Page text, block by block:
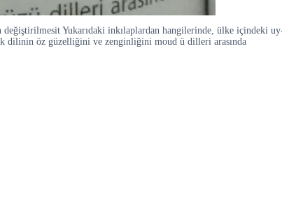
Yukarıdaki inkılaplardan hangilerinde, ülke içindeki
dilinin öz güzelliğini ve zenginliğini moud ü dilleri arasında